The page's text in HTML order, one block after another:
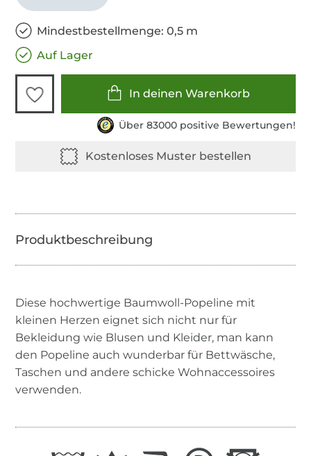
Mindestbestellmenge: 0,5 m
Auf Lager
In deinen Warenkorb
Über 83000 positive Bewertungen!
Diese hochwertige Baumwoll-Popeline mit
kleinen Herzen eignet sich nicht nur für
Bekleidung wie Blusen und Kleider, man kann
den Popeline auch wunderbar für Bettwäsche,
Taschen und andere schicke Wohnaccessoires
verwenden.